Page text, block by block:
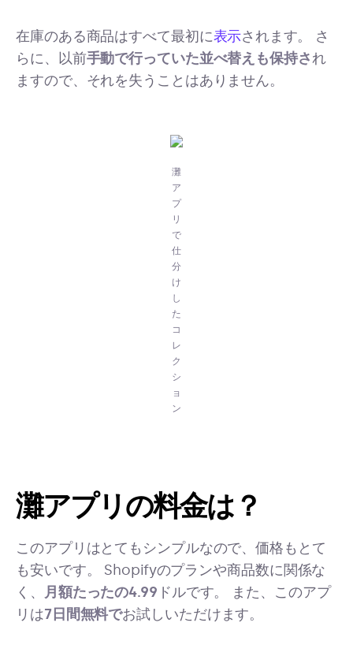
在庫のある商品はすべて最初に表示されます。 さ
らに、以前手動で行っていた並べ替えも保持され
ますので、それを失うことはありません。
灘
ア
プ
リ
で
仕
分
け
し
た
コ
レ
ク
シ
ョ
ン
灘アプリの料金は？
このアプリはとてもシンプルなので、価格もとて
も安いです。 Shopifyのプランや商品数に関係な
く、 月額たったの4.99 ドルです。 また、このアプ
リは7日間無料でお試しいただけます。